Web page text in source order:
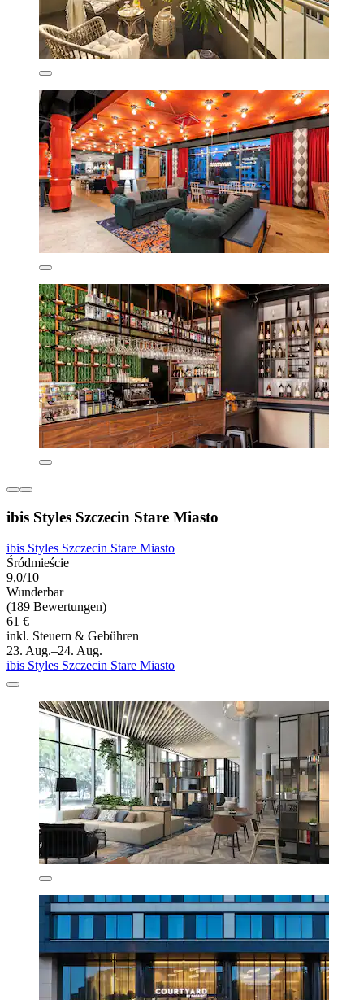
ibis Styles Szczecin Stare Miasto
ibis Styles Szczecin Stare Miasto
Śródmieście
9,0/10
Wunderbar
(189 Bewertungen)
61 €
inkl. Steuern & Gebühren
23. Aug.–24. Aug.
ibis Styles Szczecin Stare Miasto